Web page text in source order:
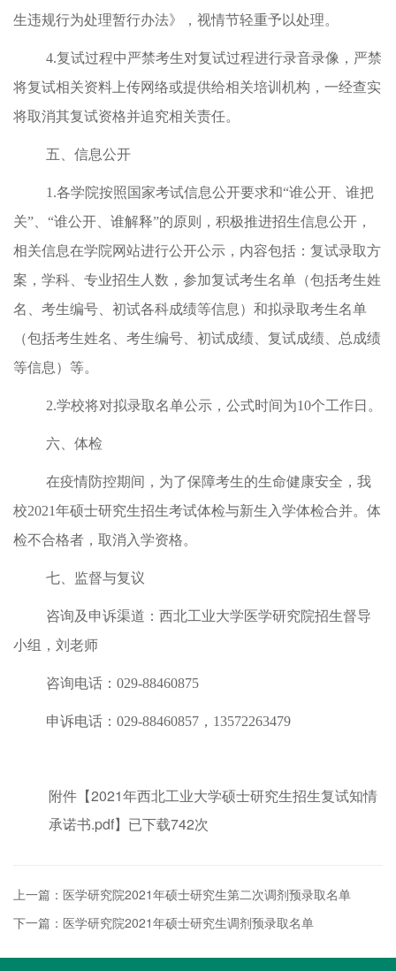
生违规行为处理暂行办法》，视情节轻重予以处理。
4.复试过程中严禁考生对复试过程进行录音录像，严禁
将复试相关资料上传网络或提供给相关培训机构，一经查实
将取消其复试资格并追究相关责任。
五、信息公开
1.各学院按照国家考试信息公开要求和“谁公开、谁把
关” “谁公开、谁解释”的原则，积极推进招生信息公开，
相关信息在学院网站进行公开公示，内容包括：复试录取方
案，学科、专业招生人数，参加复试考生名单（包括考生姓
名、考生编号、初试各科成绩等信息）和拟录取考生名单
（包括考生姓名、考生编号、初试成绩、复试成绩、总成绩
等信息）等。
2.学校将对拟录取名单公示，公式时间为10个工作日。
六、体检
在疫情防控期间，为了保障考生的生命健康安全，我
校2021年硕士研究生招生考试体检与新生入学体检合并。体
检不合格者，取消入学资格。
七、监督与复议
咨询及申诉渠道：西北工业大学医学研究院招生督导
小组，刘老师
咨询电话： 029-88460875
申诉电话： 029-88460857 ， 13572263479
附件【2021年西北工业大学硕士研究生招生复试知情
承诺书.pdf】已下载742次
上一篇：医学研究院2021年硕士研究生第二次调剂预录取名单
下一篇：医学研究院2021年硕士研究生调剂预录取名单